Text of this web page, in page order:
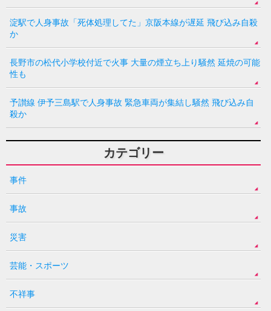
淀駅で人身事故「死体処理してた」京阪本線が遅延 飛び込み自殺
か
長野市の松代小学校付近で火事 大量の煙立ち上り騒然 延焼の可能
性も
予讃線 伊予三島駅で人身事故 緊急車両が集結し騒然 飛び込み自
殺か
カテゴリー
事件
事故
災害
芸能・スポーツ
不祥事